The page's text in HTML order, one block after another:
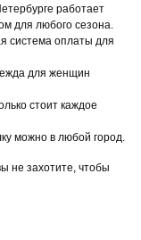
работает
для любого сезона.
система оплаты для
для женщин
стоит каждое
можно в любой город.
не захотите, чтобы